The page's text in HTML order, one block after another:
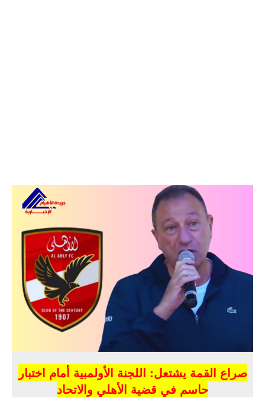
صراع القمة يشتعل: اللجنة الأولمبية أمام اختبار
حاسم في قضية الأهلي والاتحاد